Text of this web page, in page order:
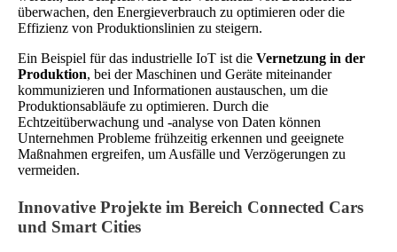
überwachen, den Energieverbrauch zu optimieren oder die
Effizienz von Produktionslinien zu steigern.
Ein Beispiel für das industrielle IoT ist die Vernetzung in der
Produktion, bei der Maschinen und Geräte miteinander
kommunizieren und Informationen austauschen, um die
Produktionsabläufe zu optimieren. Durch die
Echtzeitüberwachung und -analyse von Daten können
Unternehmen Probleme frühzeitig erkennen und geeignete
Maßnahmen ergreifen, um Ausfälle und Verzögerungen zu
vermeiden.
Innovative Projekte im Bereich Connected Cars
und Smart Cities